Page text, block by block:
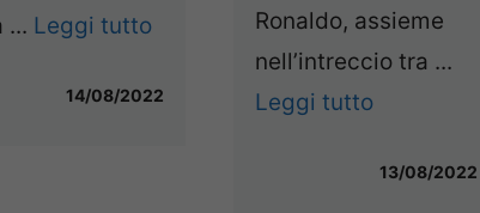
... Leggi tutto
14/08/2022
Ronaldo, assieme
nell’intreccio tra ...
Leggi tutto
13/08/2022